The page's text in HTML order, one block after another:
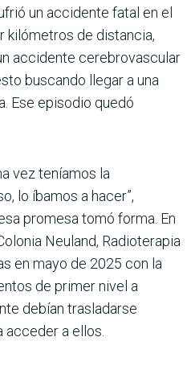
un accidente fatal en el
kilómetros de distancia,
accidente cerebrovascular
buscando llegar a una
Ese episodio quedó
vez teníamos la
lo íbamos a hacer”,
promesa tomó forma. En
Neuland, Radioterapia
en mayo de 2025 con la
de primer nivel a
debían trasladarse
acceder a ellos.